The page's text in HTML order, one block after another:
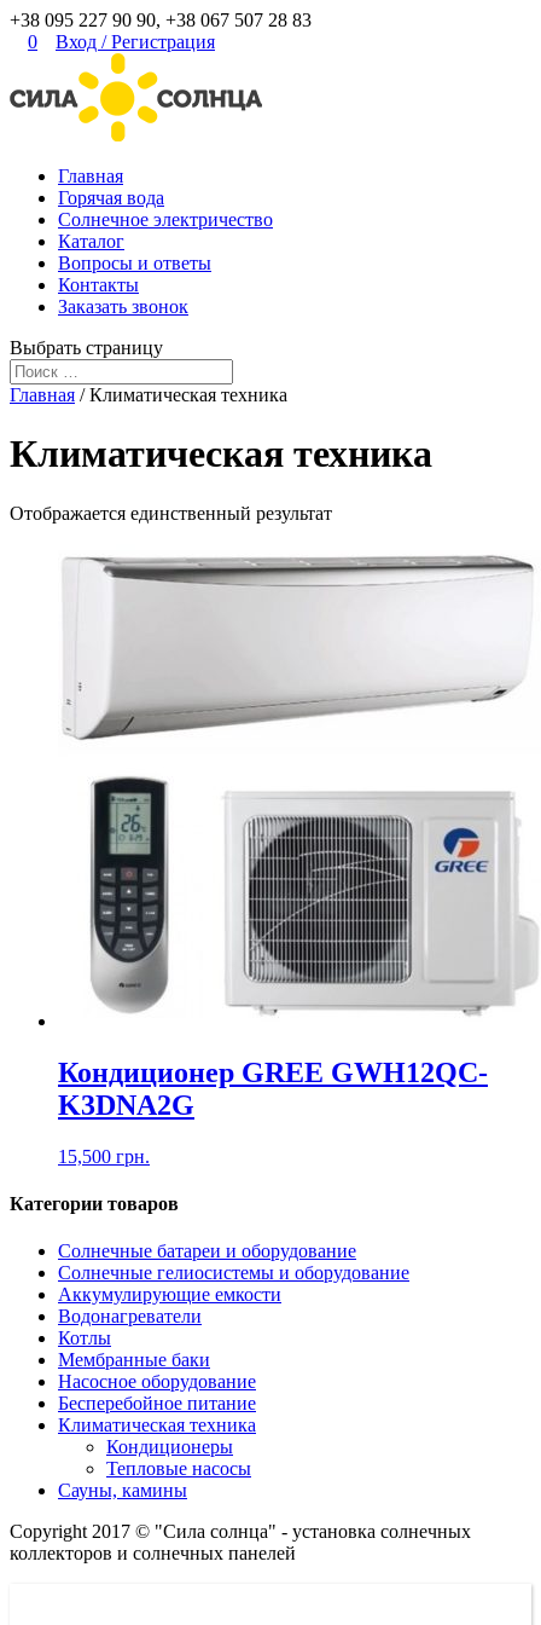
+38 095 227 90 90, +38 067 507 28 83
0
Вход /Регистрация
Главная
Горячая вода
Солнечное электричество
Каталог
Вопросы и ответы
Контакты
Заказать звонок
Выбрать страницу
Главная / Климатическая техника
Климатическая техника
Отображается единственный результат
Кондиционер GREE GWH12QC-
K3DNA2G
15,500 грн.
Категории товаров
Солнечные батареи и оборудование
Солнечные гелиосистемы и оборудование
Аккумулирующие емкости
Водонагреватели
Котлы
Мембранные баки
Насосное оборудование
Бесперебойное питание
Климатическая техника
Кондиционеры
Тепловые насосы
Сауны, камины
Copyright 2017 © "Сила солнца" - установка солнечных
коллекторов и солнечных панелей